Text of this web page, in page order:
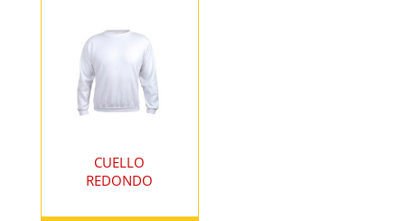
CUELLO
REDONDO